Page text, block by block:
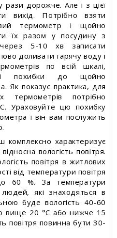
рази дорожче. Але і з цієї
вихід. Потрібно взяти
термометр і щойно
їх разом у посудину з
5-10 хв записати
доливати гарячу воду і
по всій шкалі,
похибки до щойно
Як показує практика, для
термометрів потрібно
Ураховуйте цю похибку
і він вам послужить
комплексно характеризує
вологість повітря.
повітря в житлових
від температури повітря
60 %. За температури
які знаходяться в
буде вологість 40-60
вище 20 °С або нижче 15
повітря повинна бути 30-